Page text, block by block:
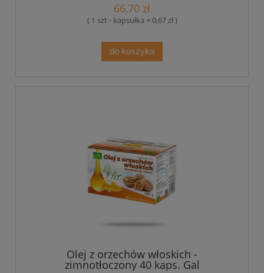
66,70 zł
( 1 szt - kapsułka = 0,67 zł )
do koszyka
Olej z orzechów włoskich -
zimnotłoczony 40 kaps. Gal